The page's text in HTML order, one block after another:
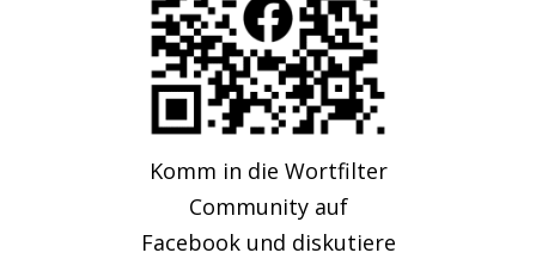
Komm in die Wortfilter
Community auf
Facebook und diskutiere